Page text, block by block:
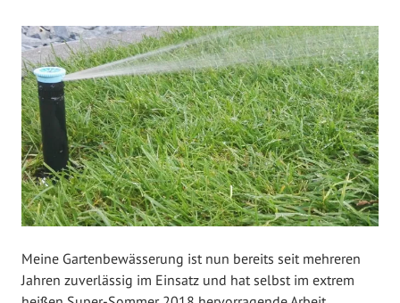
e
r
ö
f
f
e
n
t
l
i
c
h
t
Meine Gartenbewässerung ist nun bereits seit mehreren
Jahren zuverlässig im Einsatz und hat selbst im extrem